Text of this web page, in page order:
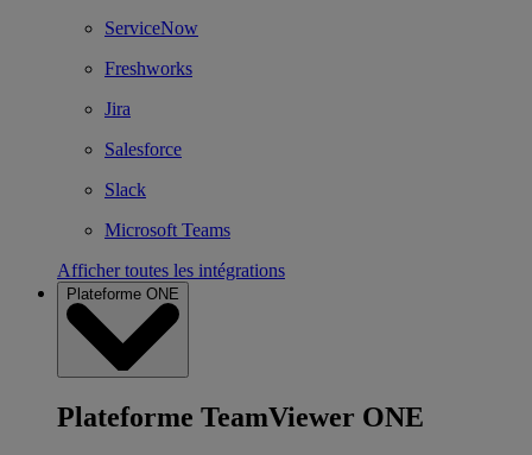
ServiceNow
Freshworks
Jira
Salesforce
Slack
Microsoft Teams
Afficher toutes les intégrations
Plateforme ONE
Plateforme TeamViewer ONE